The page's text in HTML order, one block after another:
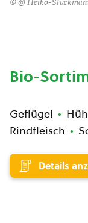
© @ Heiko-
Bio-
Geflügel
Rindfleisch
Details